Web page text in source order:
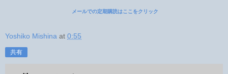
メールでの定期購読はここをクリック
Yoshiko Mishina at 0:55
共有